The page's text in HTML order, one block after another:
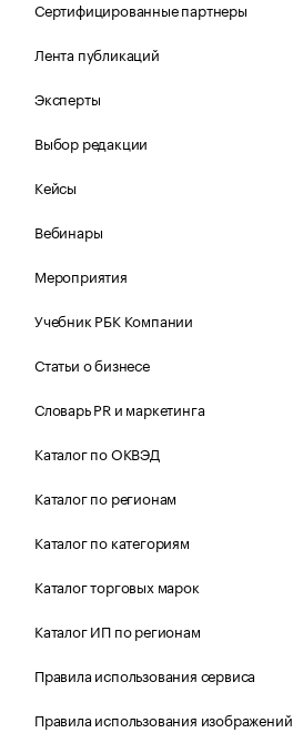
Сертифицированные партнеры
Лента публикаций
Эксперты
Выбор редакции
Кейсы
Вебинары
Мероприятия
Учебник РБК Компании
Статьи о бизнесе
Словарь PR и маркетинга
Каталог по ОКВЭД
Каталог по регионам
Каталог по категориям
Каталог торговых марок
Каталог ИП по регионам
Правила использования сервиса
Правила использования изображений